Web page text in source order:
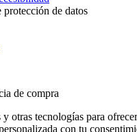
de datos
de compra
otras tecnologías para
con tu